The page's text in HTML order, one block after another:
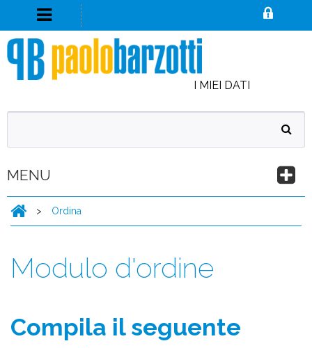
I MIEI DATI
MENU
> Ordina
Modulo d'ordine
Compila il seguente